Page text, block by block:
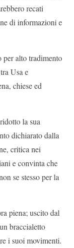
recati
di informazioni e
per alto tradimento
Usa e
chiese ed
la sua
dichiarato dalla
critica nei
e convinta che
se stesso per la
piena; uscito dal
braccialetto
i suoi movimenti.